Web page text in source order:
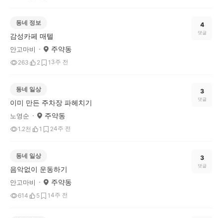
동네 정보
감성카페 매텔
안고마비 주약동
263 2 1 3주 전
4
댓글
동네 일상
이미 만든 주차장 파헤치기
노영순 주약동
1.2천 1 24주 전
3
댓글
동네 일상
음악없이 운동하기
안고마비 주약동
614 5 14주 전
3
댓글